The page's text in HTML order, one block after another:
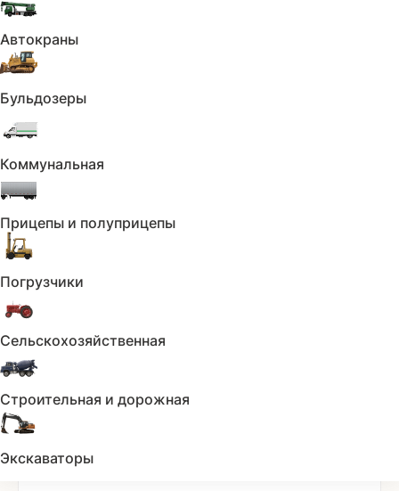
Автокраны
Бульдозеры
Коммунальная
Прицепы и полуприцепы
Погрузчики
Сельскохозяйственная
Строительная и дорожная
Экскаваторы
Безопасность:
Система стабилизации (ESP)
Центральный замок
Премиальная аудиосистема